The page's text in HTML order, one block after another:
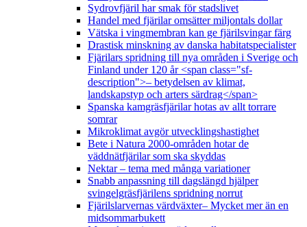
Sydrovfjäril har smak för stadslivet
Handel med fjärilar omsätter miljontals dollar
Vätska i vingmembran kan ge fjärilsvingar färg
Drastisk minskning av danska habitatspecialister
Fjärilars spridning till nya områden i Sverige och
Finland under 120 år <span class="sf-
description">– betydelsen av klimat,
landskapstyp och arters särdrag</span>
Spanska kamgräsfjärilar hotas av allt torrare
somrar
Mikroklimat avgör utvecklingshastighet
Bete i Natura 2000-områden hotar de
väddnätfjärilar som ska skyddas
Nektar – tema med många variationer
Snabb anpassning till dagslängd hjälper
svingelgräsfjärilens spridning norrut
Fjärilslarvernas värdväxter– Mycket mer än en
midsommarbukett